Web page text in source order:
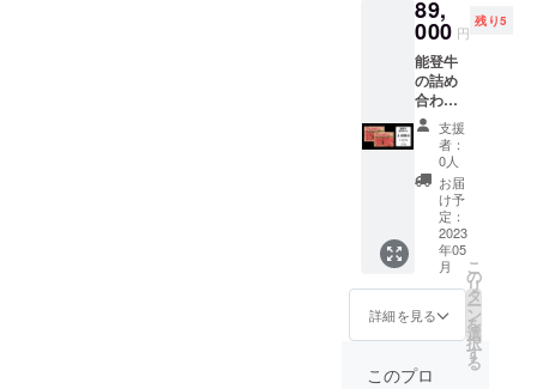
みたい
なら
「冷凍
便」で
の配送
方法を
オスス
メしま
す。発
送予定
日時を
ご確認
の上、
ご希望
の配送
ご選択
くださ
【配達
か１種
類）４
００g
【5月25
日発送
予定】
届いて
すぐに
お召し
上がり
になる
なら
「冷蔵
便」、
日にち
を気に
せず順
り楽し
キ２０
０g・モ
モ肉の
スライ
ス（ウ
チモ
モ）２
００g・
焼肉用
バラ肉
（カイ
ノミ・
ササバ
ラ・タ
テバ
ラ・
ショー
ンサイ
89,
000 円
残り5
能登牛
の詰め
合わ
せ：４
名様分
（１２
００g ×
３ヶ
月）
【５月
分（5月
25日発
送予
定）】
：サー
ロイン
ステー
支援
者：
0人
お届
け予
定：
2023
年05
月
詳細を見る
こ
の
リ
タ
ー
ン
を
選
択
す
る
このプロ